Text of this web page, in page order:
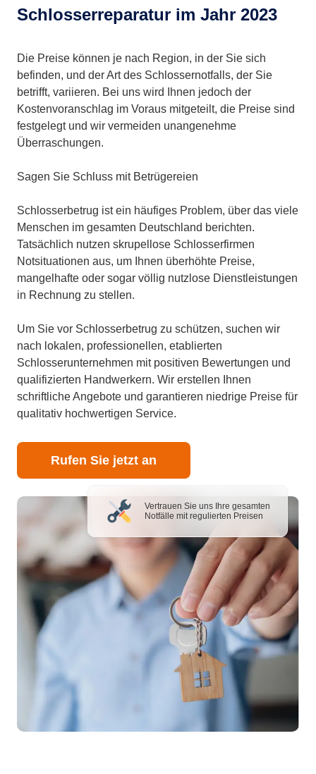
Schlosserreparatur im Jahr 2023
Die Preise können je nach Region, in der Sie sich
befinden, und der Art des Schlossernotfalls, der Sie
betrifft, variieren. Bei uns wird Ihnen jedoch der
Kostenvoranschlag im Voraus mitgeteilt, die Preise sind
festgelegt und wir vermeiden unangenehme
Überraschungen.
Sagen Sie Schluss mit Betrügereien
Schlosserbetrug ist ein häufiges Problem, über das viele
Menschen im gesamten Deutschland berichten.
Tatsächlich nutzen skrupellose Schlosserfirmen
Notsituationen aus, um Ihnen überhöhte Preise,
mangelhafte oder sogar völlig nutzlose Dienstleistungen
in Rechnung zu stellen.
Um Sie vor Schlosserbetrug zu schützen, suchen wir
nach lokalen, professionellen, etablierten
Schlosserunternehmen mit positiven Bewertungen und
qualifizierten Handwerkern. Wir erstellen Ihnen
schriftliche Angebote und garantieren niedrige Preise für
qualitativ hochwertigen Service.
Rufen Sie jetzt an
Vertrauen Sie uns Ihre gesamten
Notfälle mit regulierten Preisen